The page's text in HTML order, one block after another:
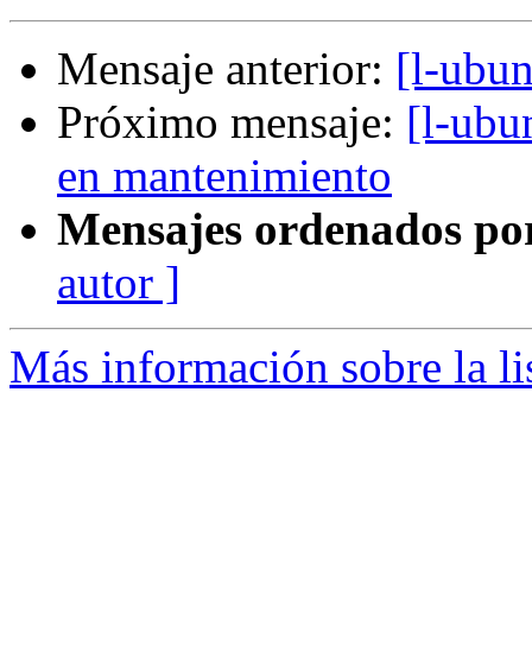
Mensaje anterior: [l-
Próximo mensaje: [l-
en mantenimiento
Mensajes ordenados
autor ]
Más información sobre la